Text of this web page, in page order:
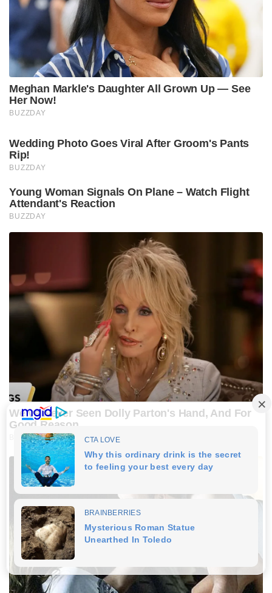
Meghan Markle's Daughter All Grown Up — See
Her Now!
BUZZDAY
Wedding Photo Goes Viral After Groom's Pants
Rip!
BUZZDAY
Young Woman Signals On Plane – Watch Flight
Attendant's Reaction
BUZZDAY
We’ve Never Seen Dolly Parton's Hand, And For
Good Reason
BUZZDAY